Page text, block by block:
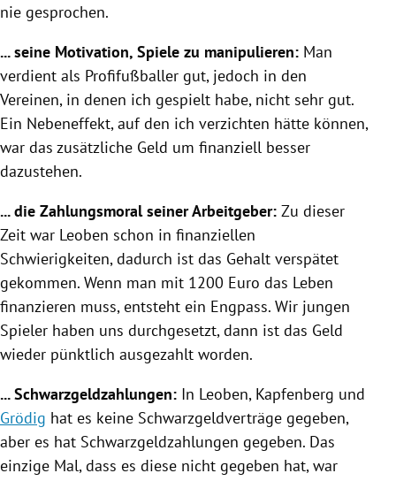
nie gesprochen.
... seine Motivation, Spiele zu manipulieren: Man
verdient als Profifußballer gut, jedoch in den
Vereinen, in denen ich gespielt habe, nicht sehr gut.
Ein Nebeneffekt, auf den ich verzichten hätte können,
war das zusätzliche Geld um finanziell besser
dazustehen.
... die Zahlungsmoral seiner Arbeitgeber: Zu dieser
Zeit war Leoben schon in finanziellen
Schwierigkeiten, dadurch ist das Gehalt verspätet
gekommen. Wenn man mit 1200 Euro das Leben
finanzieren muss, entsteht ein Engpass. Wir jungen
Spieler haben uns durchgesetzt, dann ist das Geld
wieder pünktlich ausgezahlt worden.
... Schwarzgeldzahlungen: In Leoben, Kapfenberg und
Grödig hat es keine Schwarzgeldverträge gegeben,
aber es hat Schwarzgeldzahlungen gegeben. Das
einzige Mal, dass es diese nicht gegeben hat, war